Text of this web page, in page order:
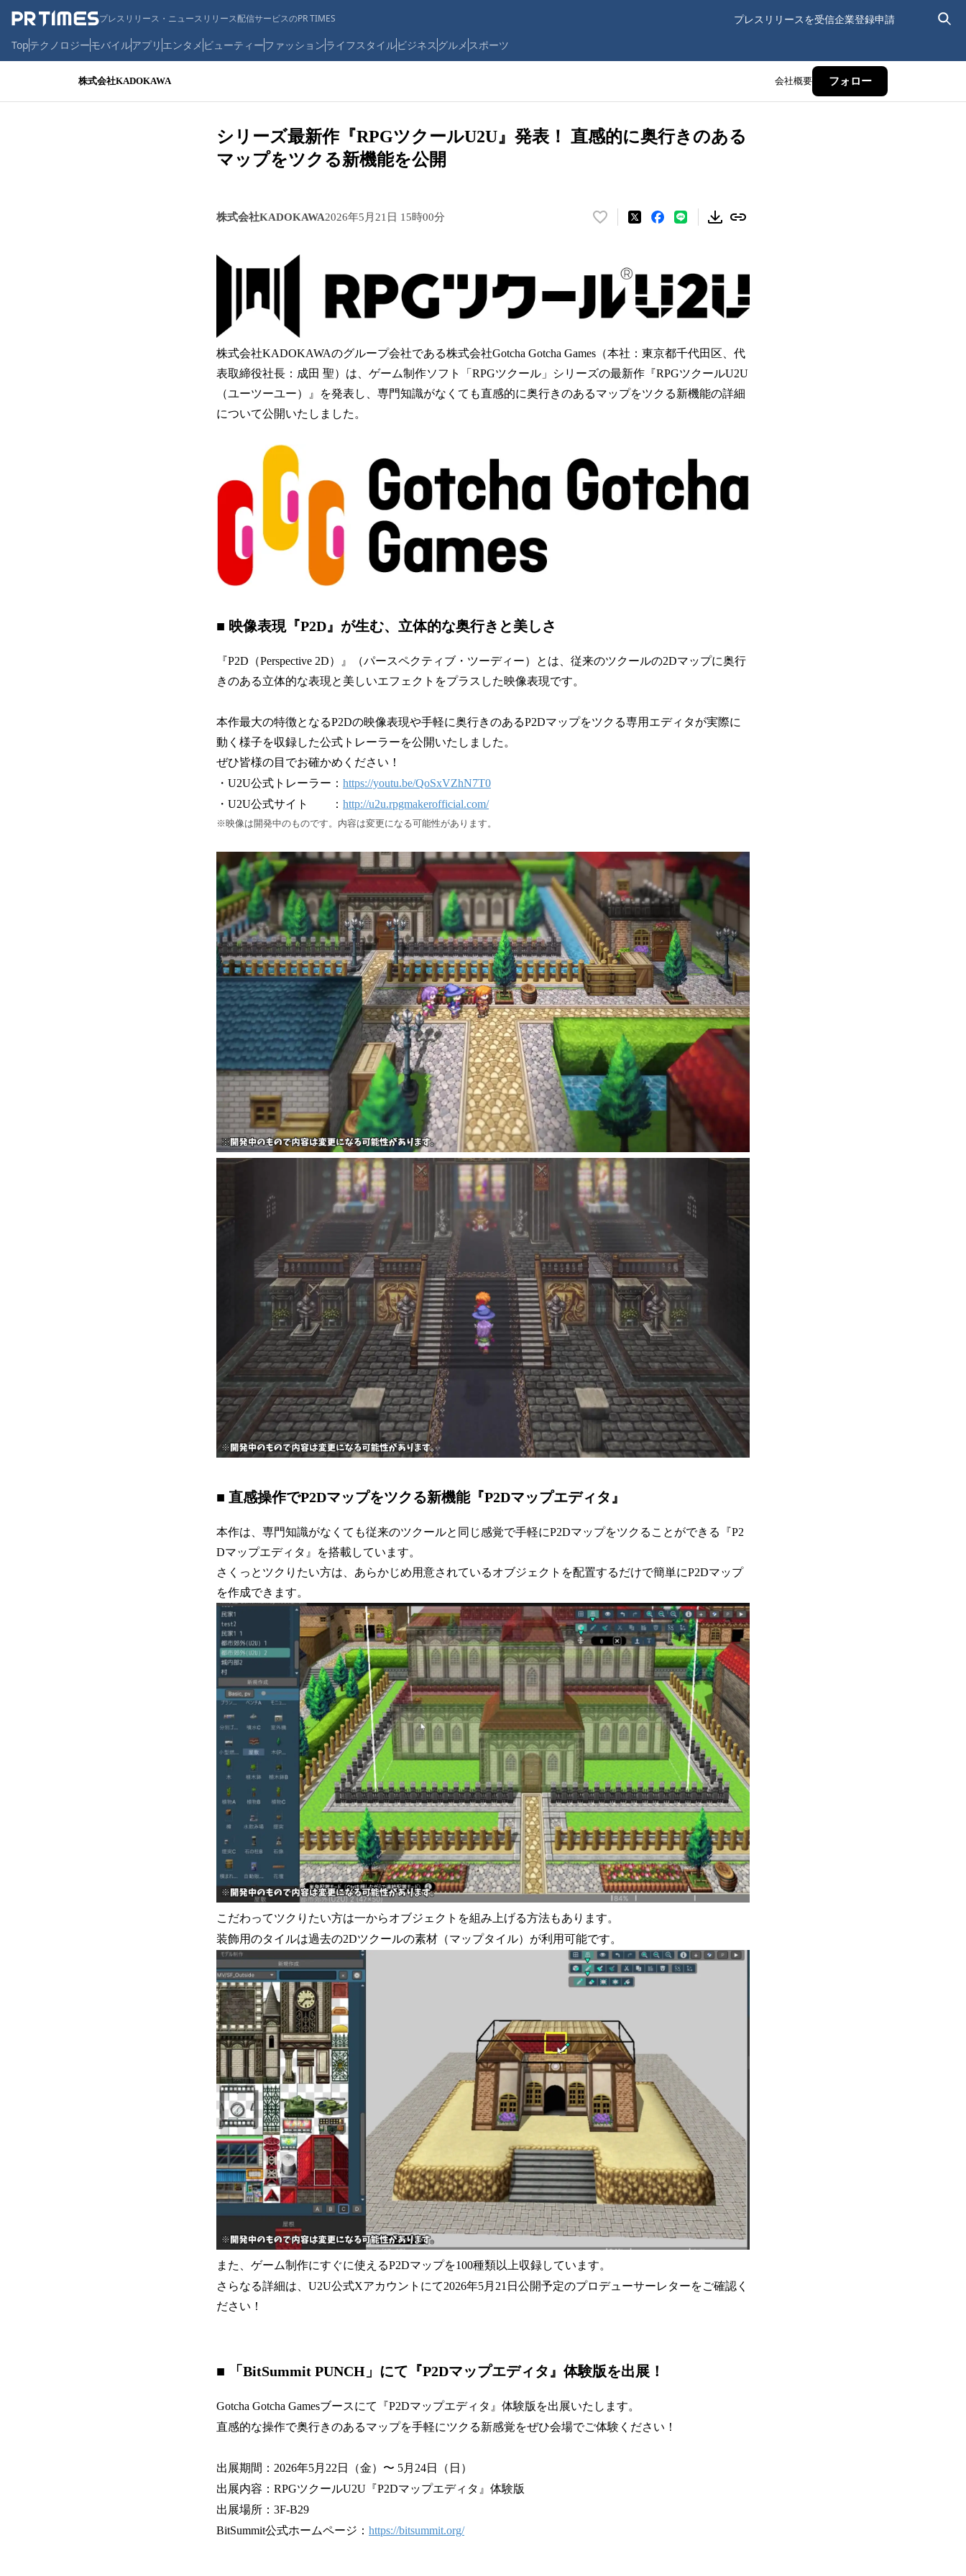
プレスリリース・ニュースリリース配信サービスのPR TIMES プレスリリースを受信企業登録申請
Topテクノロジーモバイルアプリ エンタメ ビューティーファッションライフスタイルビジネス グルメ スポーツ
株式会社KADOKAWA 会社概要 フォロー
シリーズ最新作『RPGツクールU2U』発表！ 直感的に奥行きのある
マップをツクる新機能を公開
株式会社KADOKAWA2026年5月21日 15時00分
い
み
中
で
株式会社KADOKAWAのグループ会社である株式会社Gotcha Gotcha Games（本社：東京都千代田区、代
表取締役社長：成田 聖）は、ゲーム制作ソフト「RPGツクール」シリーズの最新作『RPGツクールU2U
（ユーツーユー）』を発表し、専門知識がなくても直感的に奥行きのあるマップをツクる新機能の詳細
について公開いたしました。
■ 映像表現『P2D』が生む、立体的な奥行きと美しさ
『P2D（Perspective 2D）』（パースペクティブ・ツーディー）とは、従来のツクールの2Dマップに奥行
きのある立体的な表現と美しいエフェクトをプラスした映像表現です。
本作最大の特徴となるP2Dの映像表現や手軽に奥行きのあるP2Dマップをツクる専用エディタが実際に
動く様子を収録した公式トレーラーを公開いたしました。
ぜひ皆様の目でお確かめください！
・U2U公式トレーラー： https://youtu.be/QoSxVZhN7T0
・U2U公式サイト ： http://u2u.rpgmakerofficial.com/
※映像は開発中のものです。内容は変更になる可能性があります。
■ 直感操作でP2Dマップをツクる新機能『P2Dマップエディタ』
本作は、専門知識がなくても従来のツクールと同じ感覚で手軽にP2Dマップをツクることができる『P2
Dマップエディタ』を搭載しています。
さくっとツクりたい方は、あらかじめ用意されているオブジェクトを配置するだけで簡単にP2Dマップ
を作成できます。
こだわってツクりたい方は一からオブジェクトを組み上げる方法もあります。
装飾用のタイルは過去の2Dツクールの素材（マップタイル）が利用可能です。
また、ゲーム制作にすぐに使えるP2Dマップを100種類以上収録しています。
さらなる詳細は、U2U公式Xアカウントにて2026年5月21日公開予定のプロデューサーレターをご確認く
ださい！
■ 「BitSummit PUNCH」にて『P2Dマップエディタ』体験版を出展！
Gotcha Gotcha Gamesブースにて『P2Dマップエディタ』体験版を出展いたします。
直感的な操作で奥行きのあるマップを手軽にツクる新感覚をぜひ会場でご体験ください！
出展期間：2026年5月22日（金）〜 5月24日（日）
出展内容：RPGツクールU2U『P2Dマップエディタ』体験版
出展場所：3F-B29
BitSummit公式ホームページ： https://bitsummit.org/